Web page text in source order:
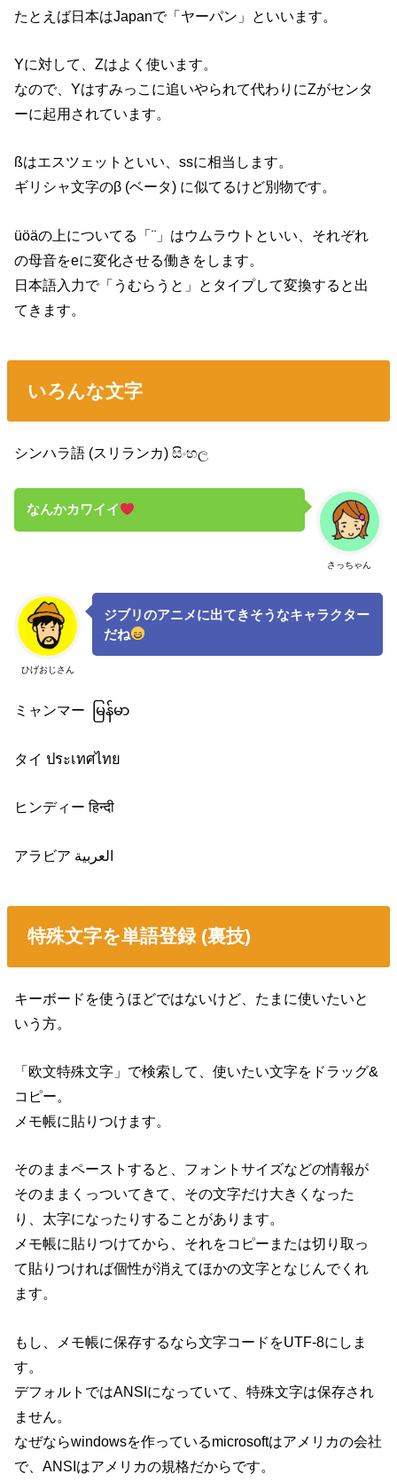
たとえば日本はJapanで「ヤーパン」といいます。
Yに対して、Zはよく使います。
なので、Yはすみっこに追いやられて代わりにZがセンタ
ーに起用されています。
ßはエスツェットといい、ssに相当します。
ギリシャ文字のβ (ベータ) に似てるけど別物です。
üöäの上についてる「¨」はウムラウトといい、それぞれ
の母音をeに変化させる働きをします。
日本語入力で「うむらうと」とタイプして変換すると出
てきます。
いろんな文字
シンハラ語 (スリランカ) සිංහල
さっちゃん
なんかカワイイ
ひげおじさん
ジブリのアニメに出てきそうなキャラクター
だね
ミャンマー မြန်မာ
タイ ประเทศไทย
ヒンディー हिन्दी
アラビア العربية
特殊文字を単語登録 (裏技)
キーボードを使うほどではないけど、たまに使いたいと
いう方。
「欧文特殊文字」で検索して、使いたい文字をドラッグ&
コピー。
メモ帳に貼りつけます。
そのままペーストすると、フォントサイズなどの情報が
そのままくっついてきて、その文字だけ大きくなった
り、太字になったりすることがあります。
メモ帳に貼りつけてから、それをコピーまたは切り取っ
て貼りつければ個性が消えてほかの文字となじんでくれ
ます。
もし、メモ帳に保存するなら文字コードをUTF-8にしま
す。
デフォルトではANSIになっていて、特殊文字は保存され
ません。
なぜならwindowsを作っているmicrosoftはアメリカの会社
で、ANSIはアメリカの規格だからです。